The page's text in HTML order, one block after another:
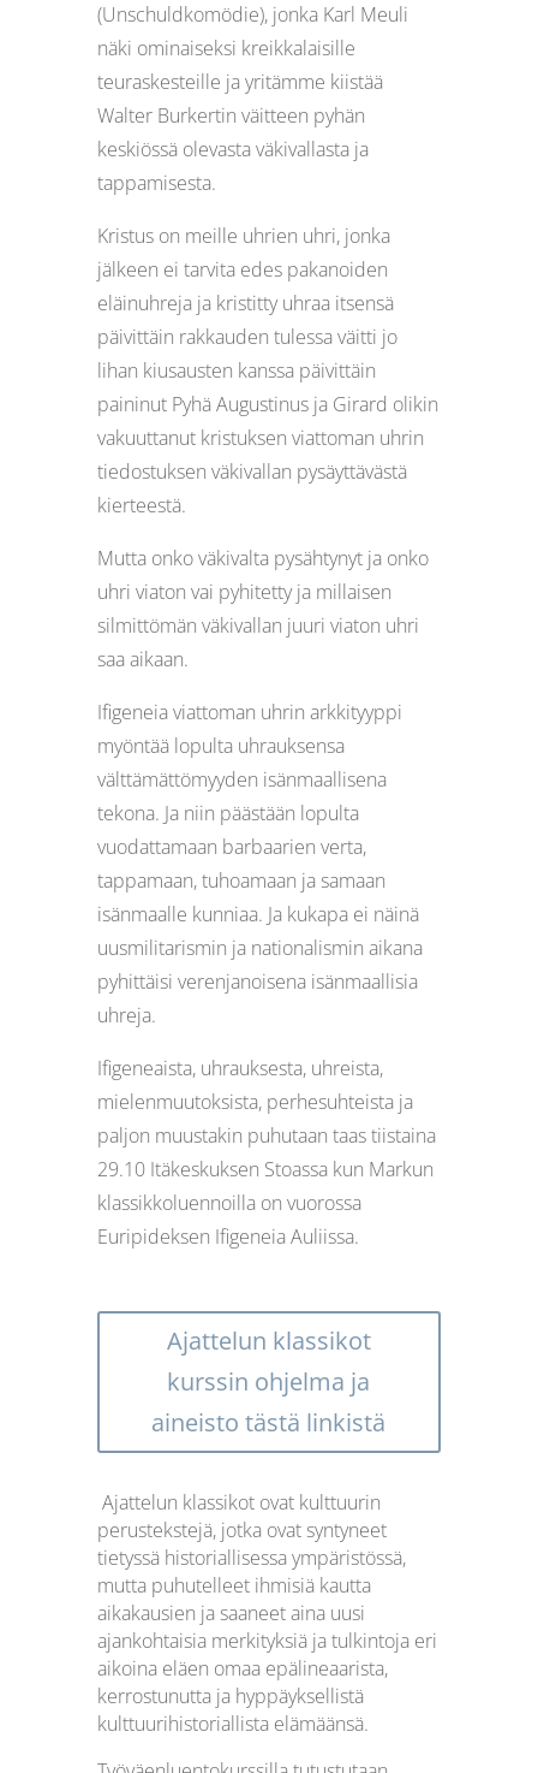
(Unschuldkomödie), jonka Karl Meuli
näki ominaiseksi kreikkalaisille
teuraskesteille ja yritämme kiistää
Walter Burkertin väitteen pyhän
keskiössä olevasta väkivallasta ja
tappamisesta.
Kristus on meille uhrien uhri, jonka
jälkeen ei tarvita edes pakanoiden
eläinuhreja ja kristitty uhraa itsensä
päivittäin rakkauden tulessa väitti jo
lihan kiusausten kanssa päivittäin
paininut Pyhä Augustinus ja Girard olikin
vakuuttanut kristuksen viattoman uhrin
tiedostuksen väkivallan pysäyttävästä
kierteestä.
Mutta onko väkivalta pysähtynyt ja onko
uhri viaton vai pyhitetty ja millaisen
silmittömän väkivallan juuri viaton uhri
saa aikaan.
Ifigeneia viattoman uhrin arkkityyppi
myöntää lopulta uhrauksensa
välttämättömyyden isänmaallisena
tekona. Ja niin päästään lopulta
vuodattamaan barbaarien verta,
tappamaan, tuhoamaan ja samaan
isänmaalle kunniaa. Ja kukapa ei näinä
uusmilitarismin ja nationalismin aikana
pyhittäisi verenjanoisena isänmaallisia
uhreja.
Ifigeneaista, uhrauksesta, uhreista,
mielenmuutoksista, perhesuhteista ja
paljon muustakin puhutaan taas tiistaina
29.10 Itäkeskuksen Stoassa kun Markun
klassikkoluennoilla on vuorossa
Euripideksen Ifigeneia Auliissa.
Ajattelun klassikot
kurssin ohjelma ja
aineisto tästä linkistä
Ajattelun klassikot ovat kulttuurin
perustekstejä, jotka ovat syntyneet
tietyssä historiallisessa ympäristössä,
mutta puhutelleet ihmisiä kautta
aikakausien ja saaneet aina uusi
ajankohtaisia merkityksiä ja tulkintoja eri
aikoina eläen omaa epälineaarista,
kerrostunutta ja hyppäyksellistä
kulttuurihistoriallista elämäänsä.